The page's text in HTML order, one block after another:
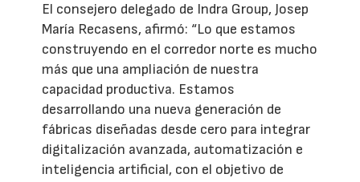
El consejero delegado de Indra Group, Josep
María Recasens, afirmó: “Lo que estamos
construyendo en el corredor norte es mucho
más que una ampliación de nuestra
capacidad productiva. Estamos
desarrollando una nueva generación de
fábricas diseñadas desde cero para integrar
digitalización avanzada, automatización e
inteligencia artificial, con el objetivo de